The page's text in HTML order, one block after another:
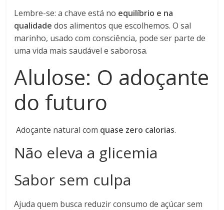
Lembre-se: a chave está no equilíbrio e na
qualidade dos alimentos que escolhemos. O sal
marinho, usado com consciência, pode ser parte de
uma vida mais saudável e saborosa.
Alulose: O adoçante
do futuro
Adoçante natural com quase zero calorias.
Não eleva a glicemia
Sabor sem culpa
Ajuda quem busca reduzir consumo de açúcar sem